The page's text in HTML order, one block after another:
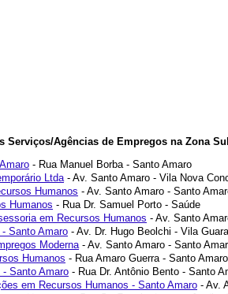
Serviços/Agências de Empregos na Zona
- Rua Manuel Borba - Santo Amaro
Ltda- Av. Santo Amaro - Vila Nova
Humanos - Av. Santo Amaro - Santo
Humanos - Rua Dr. Samuel Porto - Saúde
em Recursos Humanos - Av. Santo
Santo Amaro - Av. Dr. Hugo Beolchi - Vila
Moderna- Av. Santo Amaro - Santo
Humanos - Rua Amaro Guerra - Santo Amaro
- Santo Amaro - Rua Dr. Antônio Bento - Santo
em Recursos Humanos - Santo Amaro - Av.